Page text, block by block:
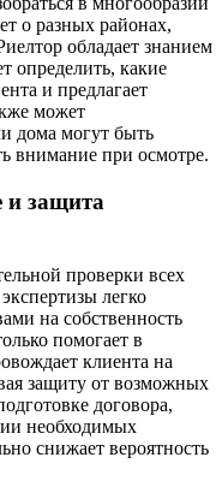
о разных районах,
обладает знанием
определить, какие
и предлагает
может
дома могут быть
внимание при осмотре.
и защита
проверки всех
легко
на собственность
помогает в
клиента на
защиту от возможных
договора,
необходимых
снижает вероятность